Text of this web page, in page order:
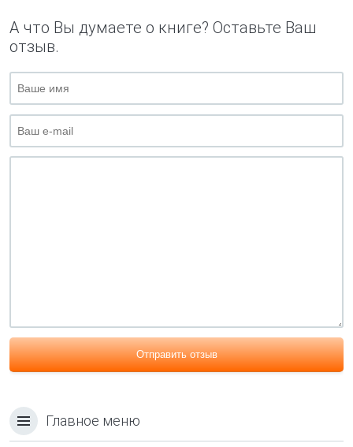
А что Вы думаете о книге? Оставьте Ваш
отзыв.
Отправить отзыв
Главное меню